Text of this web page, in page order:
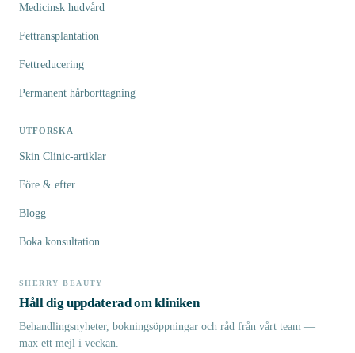
SHERRY BEAUTY
Håll dig uppdaterad om kliniken
Behandlingsnyheter, bokningsöppningar och råd från vårt team —
max ett mejl i veckan.
Medicinsk hudvård
Fettransplantation
Fettreducering
Permanent hårborttagning
UTFORSKA
Skin Clinic-artiklar
Före & efter
Blogg
Boka konsultation